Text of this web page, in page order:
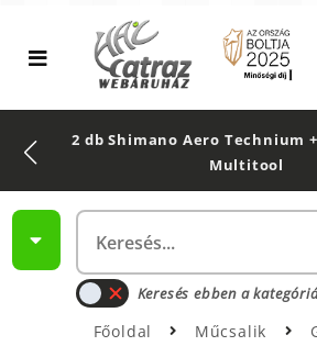
2 db Shimano Aero Technium +
Multitool
Keresés ebben a
Főoldal Műcsalik